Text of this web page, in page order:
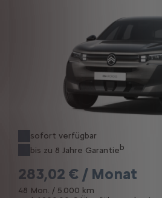
sofort verfügbar
bis zu 8 Jahre Garantieb
283,02 € / Monat
48 Mon. / 5.000 km